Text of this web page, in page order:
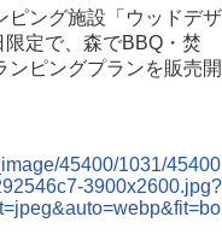
ピング施設「ウッドデザ
定で、森でBBQ・焚
ンピングプランを販売開
45400/1031/45400
3900x2600.jpg?